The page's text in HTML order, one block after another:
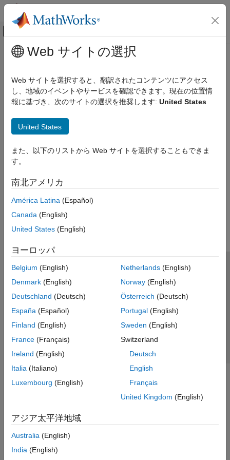
コンテンツへスキップ
オフキャンバス ナビゲーション メ
ドキュメンテーションのホーム
メインコンテンツ
How useful was this information?
Web サイトの選択
Web サイトを選択すると、翻訳されたコンテンツにアクセス
し、地域のイベントやサービスを確認できます。現在の位置情
報に基づき、次のサイトの選択を推奨します: United States
United States
また、以下のリストから Web サイトを選択することもできま
す。
南北アメリカ
América Latina (Español)
Canada (English)
United States (English)
ヨーロッパ
Belgium (English)
Denmark (English)
Deutschland (Deutsch)
España (Español)
Finland (English)
France (Français)
Ireland (English)
Italia (Italiano)
Luxembourg (English)
Netherlands(English)
Norway(English)
Österreich (Deutsch)
Portugal(English)
Sweden (English)
Switzerland
Deutsch
English
Français
United Kingdom (English)
アジア太平洋地域
Australia (English)
India (English)
トラストセンター
プライバシー ポリシー
違法コピー防止
アプリケーション ステータス
© 1994-2026 The MathWorks, Inc.